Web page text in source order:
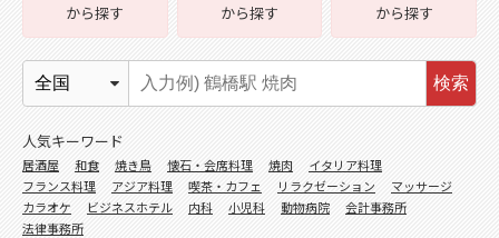
から探す
から探す
から探す
検索
人気キーワード
居酒屋 和食 焼き鳥 懐石・会席料理 焼肉
イタリア料理
フランス料理
アジア料理 喫茶・カフェ リラクゼーション
マッサージ
カラオケ
ビジネスホテル 内科 小児科 動物病院
会計事務所
法律事務所